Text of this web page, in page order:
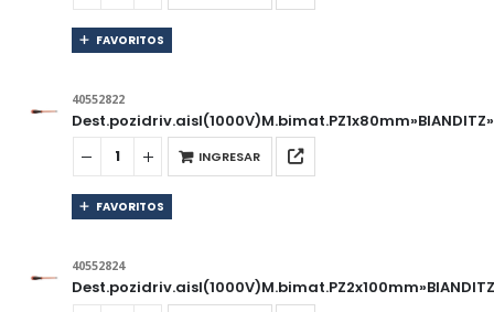
FAVORITOS
40552822
INGRESAR
FAVORITOS
40552824